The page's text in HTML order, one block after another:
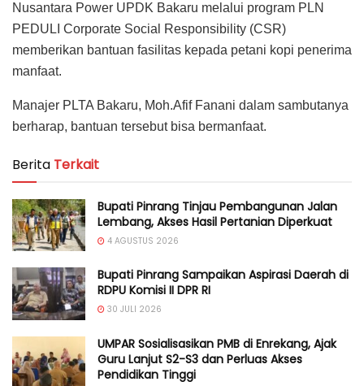
Nusantara Power UPDK Bakaru melalui program PLN
PEDULI Corporate Social Responsibility (CSR)
memberikan bantuan fasilitas kepada petani kopi penerima
manfaat.
Manajer PLTA Bakaru, Moh.Afif Fanani dalam sambutanya
berharap, bantuan tersebut bisa bermanfaat.
Berita Terkait
Bupati Pinrang Tinjau Pembangunan Jalan
Lembang, Akses Hasil Pertanian Diperkuat
4 AGUSTUS 2026
Bupati Pinrang Sampaikan Aspirasi Daerah di
RDPU Komisi II DPR RI
30 JULI 2026
UMPAR Sosialisasikan PMB di Enrekang, Ajak
Guru Lanjut S2-S3 dan Perluas Akses
Pendidikan Tinggi